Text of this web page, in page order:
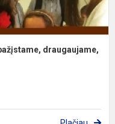
draugaujame,